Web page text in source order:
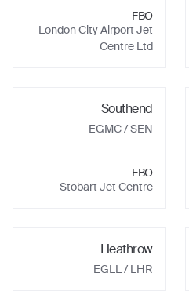
FBO
London City Airport Jet
Centre Ltd
Southend
EGMC/ SEN
FBO
Stobart Jet Centre
Heathrow
EGLL/ LHR